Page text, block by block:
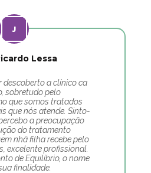
Lessa
descoberto a clínico ca
sobretudo pelo
que somos tratados
que nós atende. Sinto-
a preocupação
do tratamento
nhã filha recebe pelo
excelente profissional.
de Equilíbrio, o nome
finalidade.